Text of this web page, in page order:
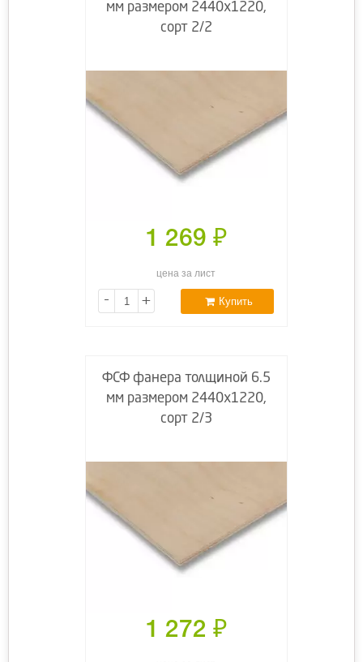
мм размером 2440х1220,
сорт 2/2
1 269 ₽
цена за лист
- + Купить
ФСФ фанера толщиной 6.5
мм размером 2440х1220,
сорт 2/3
1 272 ₽